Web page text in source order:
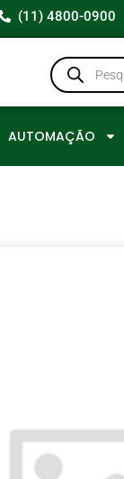
(11) 4800-0900
AUTOMAÇÃO